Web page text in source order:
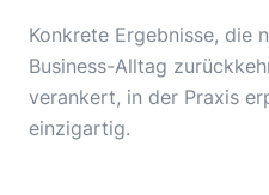
Konkrete Ergebnisse, die
Business-Alltag
verankert, in der Praxis
einzigartig.